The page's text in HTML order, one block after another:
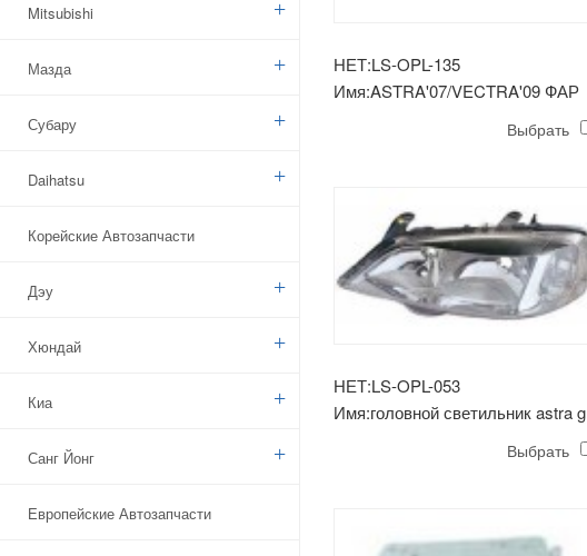
Mitsubishi
Мазда
Субару
Daihatsu
Корейские Автозапчасти
Дэу
Хюндай
Киа
Санг Йонг
Европейские Автозапчасти
НЕТ:LS-OPL-135
Имя:ASTRA'07/VECTRA'09 ФАР
Выбрать
НЕТ:LS-OPL-053
Имя:головной светильник astra g
Выбрать